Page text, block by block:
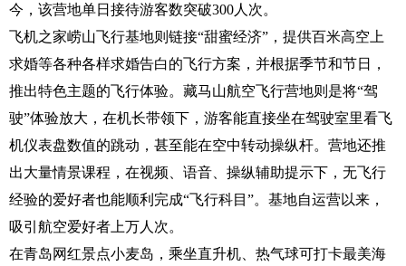
今，该营地单日接待游客数突破300人次。
飞机之家崂山飞行基地则链接“甜蜜经济”，提供百米高空上
求婚等各种各样求婚告白的飞行方案，并根据季节和节日，
推出特色主题的飞行体验。藏马山航空飞行营地则是将“驾
驶”体验放大，在机长带领下，游客能直接坐在驾驶室里看飞
机仪表盘数值的跳动，甚至能在空中转动操纵杆。营地还推
出大量情景课程，在视频、语音、操纵辅助提示下，无飞行
经验的爱好者也能顺利完成“飞行科目”。基地自运营以来，
吸引航空爱好者上万人次。
在青岛网红景点小麦岛，乘坐直升机、热气球可打卡最美海